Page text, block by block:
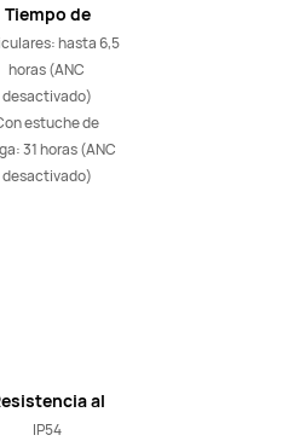
Tiempo de
hasta 6,5
​​horas (ANC
desactivado)
estuche de
31 horas (ANC
desactivado)
al
agua
IP54